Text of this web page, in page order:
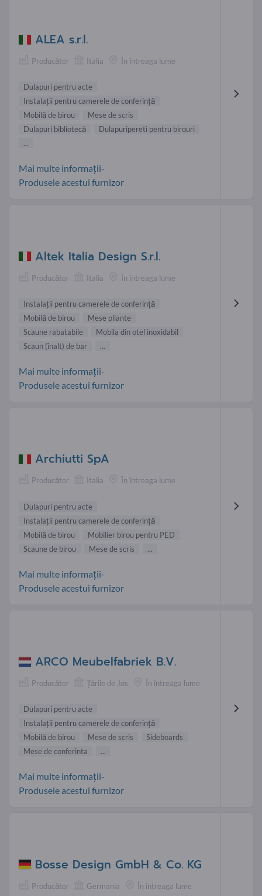
ALEA s.r.l.
Producător Italia În întreaga lume
Dulapuri pentru acte
Instalaţii pentru camerele de conferinţă
Mobilă de birou
Mese de scris
Dulapuri bibliotecă
Dulapuripereti pentru birouri
...
Mai multe informații-
Produsele acestui furnizor
Altek Italia Design S.r.l.
Producător Italia În întreaga lume
Instalaţii pentru camerele de conferinţă
Mobilă de birou
Mese pliante
Scaune rabatabile
Mobila din otel inoxidabil
Scaun (înalt) de bar
...
Mai multe informații-
Produsele acestui furnizor
Archiutti SpA
Producător Italia În întreaga lume
Dulapuri pentru acte
Instalaţii pentru camerele de conferinţă
Mobilă de birou
Mobilier birou pentru PED
Scaune de birou
Mese de scris ...
Mai multe informații-
Produsele acestui furnizor
ARCO Meubelfabriek B.V.
Producător Țările de Jos În întreaga lume
Dulapuri pentru acte
Instalaţii pentru camerele de conferinţă
Mobilă de birou
Mese de scris
Sideboards
Mese de conferinta
...
Mai multe informații-
Produsele acestui furnizor
Bosse Design GmbH & Co. KG
Producător Germania În întreaga lume